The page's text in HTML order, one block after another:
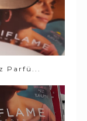
Parfü...